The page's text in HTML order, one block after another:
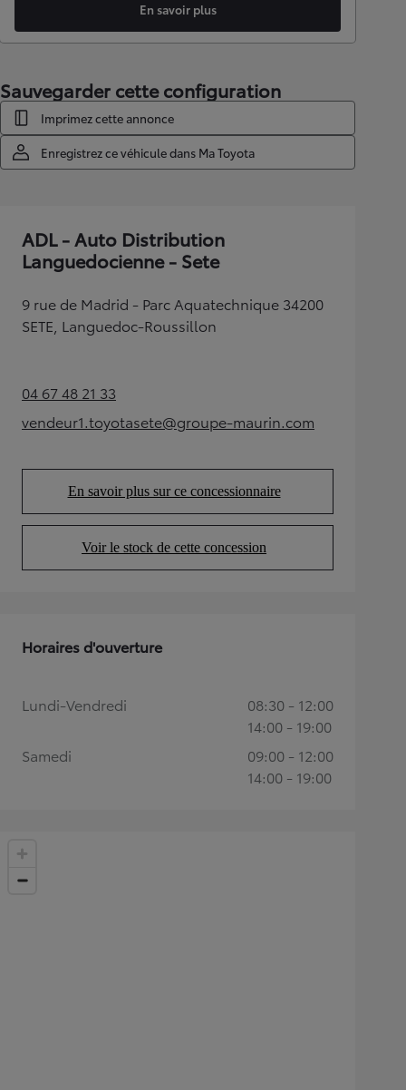
En savoir plus
Sauvegarder cette configuration
Imprimez cette annonce
Enregistrez ce véhicule dans Ma Toyota
ADL - Auto Distribution
Languedocienne - Sete
9 rue de Madrid - Parc Aquatechnique 34200
SETE, Languedoc-Roussillon
04 67 48 21 33(Opens in new tab)
vendeur1.toyotasete@groupe-maurin.com
(Opens in new tab)
En savoir plus sur ce concessionnaire
(Opens in new tab)
Voir le stock de cette concession
(Opens in new tab)
Horaires d'ouverture
Lundi-Vendredi
08:30 - 12:00
14:00 - 19:00
Samedi
09:00 - 12:00
14:00 - 19:00